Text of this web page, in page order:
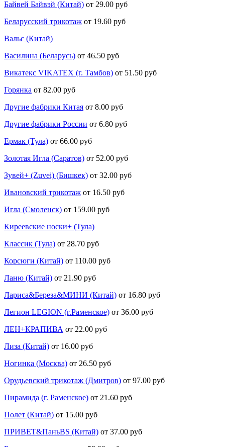
Байвей Байвэй (Китай) от 29.00 руб
Беларусский трикотаж от 19.60 руб
Вальс (Китай)
Василина (Беларусь) от 46.50 руб
Викатекс VIKATEX (г. Тамбов) от 51.50 руб
Горянка от 82.00 руб
Другие фабрики Китая от 8.00 руб
Другие фабрики России от 6.80 руб
Ермак (Тула) от 66.00 руб
Золотая Игла (Саратов) от 52.00 руб
Зувей+ (Zuvei) (Бишкек) от 32.00 руб
Ивановский трикотаж от 16.50 руб
Игла (Смоленск) от 159.00 руб
Киреевские носки+ (Тула)
Классик (Тула) от 28.70 руб
Корсюги (Китай) от 110.00 руб
Ланю (Китай) от 21.90 руб
Лариса&Береза&МИНИ (Китай) от 16.80 руб
Легион LEGION (г.Раменское) от 36.00 руб
ЛЕН+КРАПИВА от 22.00 руб
Лиза (Китай) от 16.00 руб
Ногинка (Москва) от 26.50 руб
Орудьевский трикотаж (Дмитров) от 97.00 руб
Пирамида (г. Раменское) от 21.60 руб
Полет (Китай) от 15.00 руб
ПРИВЕТ&ПаньBS (Китай) от 37.00 руб